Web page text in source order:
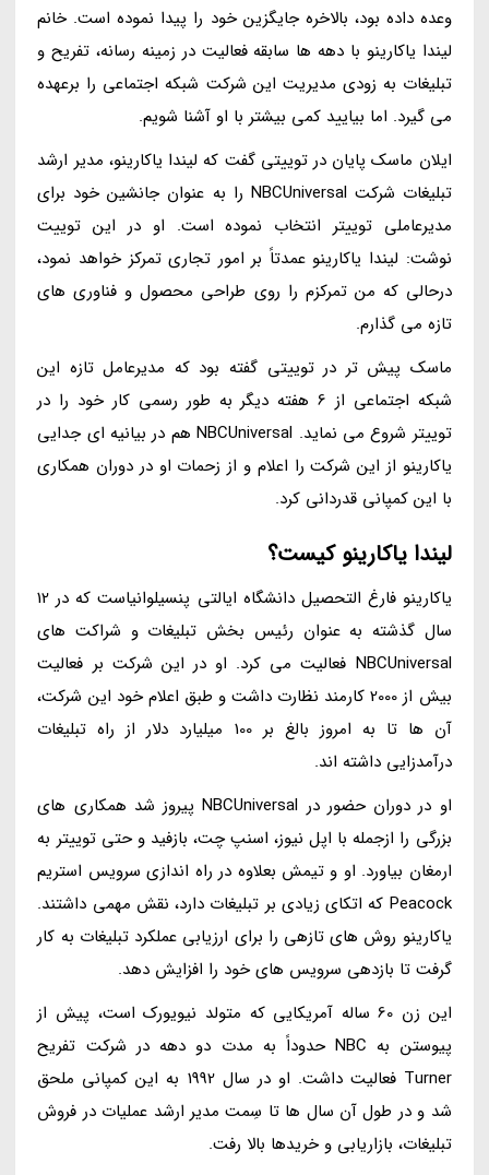
وعده داده بود، بالاخره جایگزین خود را پیدا نموده است. خانم
لیندا یاکارینو با دهه ها سابقه فعالیت در زمینه رسانه، تفریح و
تبلیغات به زودی مدیریت این شرکت شبکه اجتماعی را برعهده
می گیرد. اما بیایید کمی بیشتر با او آشنا شویم.
ایلان ماسک پایان در توییتی گفت که لیندا یاکارینو، مدیر ارشد
تبلیغات شرکت NBCUniversal را به عنوان جانشین خود برای
مدیرعاملی توییتر انتخاب نموده است. او در این توییت
نوشت: لیندا یاکارینو عمدتاً بر امور تجاری تمرکز خواهد نمود،
درحالی که من تمرکزم را روی طراحی محصول و فناوری های
تازه می گذارم.
ماسک پیش تر در توییتی گفته بود که مدیرعامل تازه این
شبکه اجتماعی از 6 هفته دیگر به طور رسمی کار خود را در
توییتر شروع می نماید. NBCUniversal هم در بیانیه ای جدایی
یاکارینو از این شرکت را اعلام و از زحمات او در دوران همکاری
با این کمپانی قدردانی کرد.
لیندا یاکارینو کیست؟
یاکارینو فارغ التحصیل دانشگاه ایالتی پنسیلوانیاست که در 12
سال گذشته به عنوان رئیس بخش تبلیغات و شراکت های
NBCUniversal فعالیت می کرد. او در این شرکت بر فعالیت
بیش از 2000 کارمند نظارت داشت و طبق اعلام خود این شرکت،
آن ها تا به امروز بالغ بر 100 میلیارد دلار از راه تبلیغات
درآمدزایی داشته اند.
او در دوران حضور در NBCUniversal پیروز شد همکاری های
بزرگی را ازجمله با اپل نیوز، اسنپ چت، بازفید و حتی توییتر به
ارمغان بیاورد. او و تیمش بعلاوه در راه اندازی سرویس استریم
Peacock که اتکای زیادی بر تبلیغات دارد، نقش مهمی داشتند.
یاکارینو روش های تازهی را برای ارزیابی عملکرد تبلیغات به کار
گرفت تا بازدهی سرویس های خود را افزایش دهد.
این زن 60 ساله آمریکایی که متولد نیویورک است، پیش از
پیوستن به NBC حدوداً به مدت دو دهه در شرکت تفریح
Turner فعالیت داشت. او در سال 1992 به این کمپانی ملحق
شد و در طول آن سال ها تا سِمت مدیر ارشد عملیات در فروش
تبلیغات، بازاریابی و خریدها بالا رفت.